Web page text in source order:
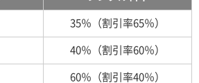
35％（割引率65％）
40％（割引率60％）
60％（割引率40％）